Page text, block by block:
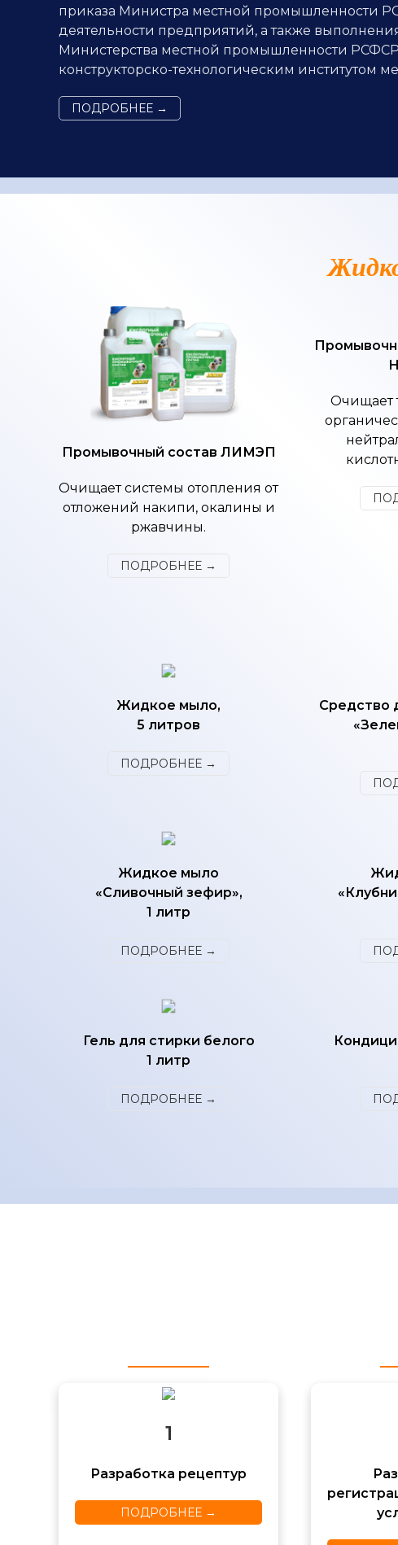
приказа Министра местной промышленности
деятельности предприятий, а также
Министерства местной промышленности РСФСР
конструкторско-технологическим
ПОДРОБНЕЕ →
Промывочный состав ЛИМЭП
Очищает системы отопления от
отложений накипи, окалины и
ржавчины.
ПОДРОБНЕЕ →
Очищает
Жидкое мыло,
5 литров
ПОДРОБНЕЕ →
Средство
Жидкое мыло
«Сливочный зефир»,
1 литр
ПОДРОБНЕЕ →
Гель для стирки белого
1 литр
ПОДРОБНЕЕ →
1
Разработка рецептур
ПОДРОБНЕЕ →